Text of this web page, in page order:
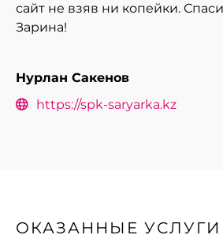
сайт не взяв ни копейки.
Зарина!
Нурлан Сакенов
https://spk-saryarka.kz
ОКАЗАННЫЕ УСЛУГИ